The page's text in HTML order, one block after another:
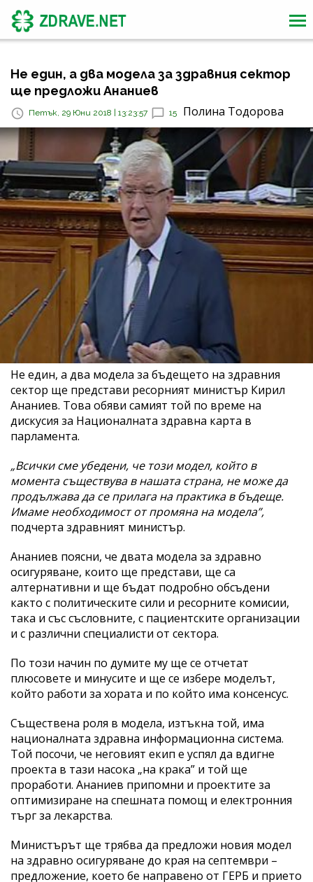
Не един, а два модела за здравния сектор
ще предложи Ананиев
Петък, 29 Юни 2018 | 13:23:57 15 Полина Тодорова
Не един, а два модела за бъдещето на здравния
сектор ще представи ресорният министър Кирил
Ананиев. Това обяви самият той по време на
дискусия за Националната здравна карта в
парламента.
„Всички сме убедени, че този модел, който в
момента съществува в нашата страна, не може да
продължава да се прилага на практика в бъдеще.
Имаме необходимост от промяна на модела”,
подчерта здравният министър.
Ананиев поясни, че двата модела за здравно
осигуряване, които ще представи, ще са
алтернативни и ще бъдат подробно обсъдени
както с политическите сили и ресорните комисии,
така и със съсловните, с пациентските организации
и с различни специалисти от сектора.
По този начин по думите му ще се отчетат
плюсовете и минусите и ще се избере моделът,
който работи за хората и по който има консенсус.
Съществена роля в модела, изтъкна той, има
националната здравна информационна система.
Той посочи, че неговият екип е успял да вдигне
проекта в тази насока „на крака” и той ще
проработи. Ананиев припомни и проектите за
оптимизиране на спешната помощ и електронния
търг за лекарства.
Министърът ще трябва да предложи новия модел
на здравно осигуряване до края на септември –
предложение, което бе направено от ГЕРБ и прието